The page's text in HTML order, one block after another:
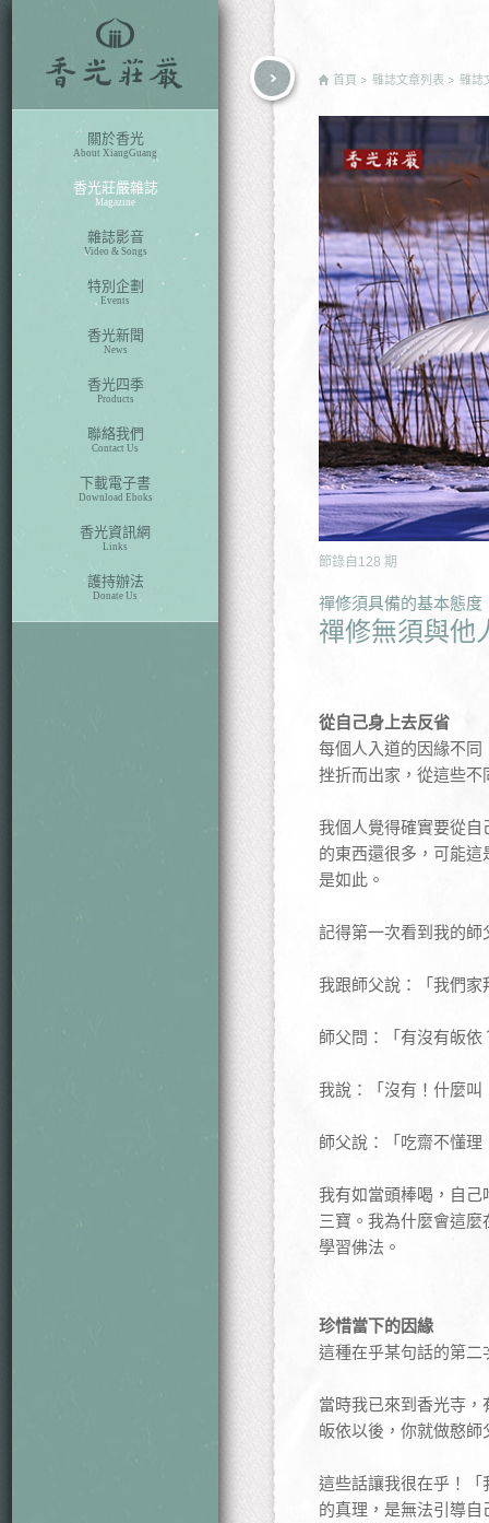
關於香光
About XiangGuang
香光莊嚴雜誌
Magazine
雜誌影音
Video & Songs
特別企劃
Events
香光新聞
News
香光四季
Products
聯絡我們
Contact Us
下載電子書
Download Eboks
香光資訊網
Links
護持辦法
Donate Us
首頁 雜誌文章列表 雜誌
節錄自 128 期
禪修須具備的基本態度
禪修無須與他
從自己身上去反省
每個人入道的因緣不
挫折而出家，從這些
我個人覺得確實要從
的東西還很多，可能
是如此。
記得第一次看到我的
我跟師父說：「我們
師父問：「有沒有皈依
我說：「沒有！什麼叫
師父說：「吃齋不懂理
我有如當頭棒喝，自
三寶。我為什麼會這
學習佛法。
珍惜當下的因緣
這種在乎某句話的第
當時我已來到香光寺
皈依以後，你就做憨
這些話讓我很在乎！
的真理，是無法引導